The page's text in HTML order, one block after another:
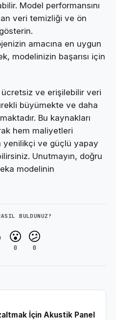
Model performansını
veri temizliği ve ön
amacına en uygun
modelinizin başarısı için
ve erişilebilir veri
büyümekte ve daha
Bu kaynakları
hem maliyetleri
yenilikçi ve güçlü yapay
Unutmayın, doğru
modelinin
BULDUNUZ?
😮
0
😕
0
İçin Akustik Panel